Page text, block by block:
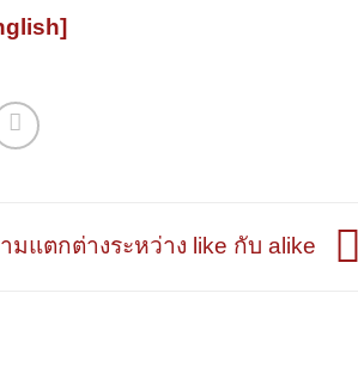
มแตกต่างระหว่าง like กับ alike